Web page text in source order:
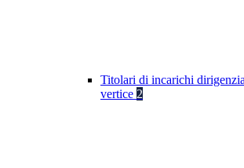
Titolari di incarichi
vertice 2